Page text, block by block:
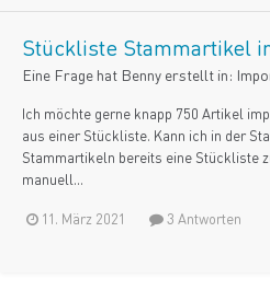
Stückliste Stammartikel
Eine Frage hat Benny erstellt in:
Ich möchte gerne knapp 750 Artikel
aus einer Stückliste. Kann ich in der
Stammartikeln bereits eine Stückliste
manuell...
11. März 2021 3 Antworten